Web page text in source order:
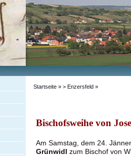
Startseite » > Enzersfeld »
Bischofsweihe von
Am Samstag, dem 24.
Grünwidl
zum Bischof von